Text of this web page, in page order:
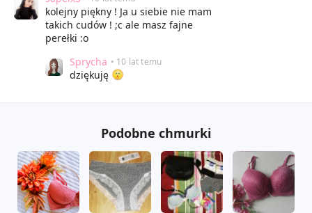
kolejny piękny ! Ja u siebie nie mam
takich cudów ! ;c ale masz fajne
perełki :o
Sprycha • 10 lat temu
dziękuję
Podobne chmurki